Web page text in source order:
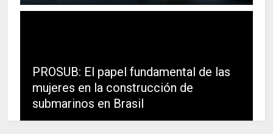
PROSUB: El papel fundamental de las
mujeres en la construcción de
submarinos en Brasil